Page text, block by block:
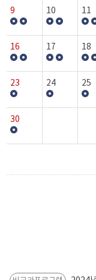
9 10 11
16 17 18
23 24 25
30